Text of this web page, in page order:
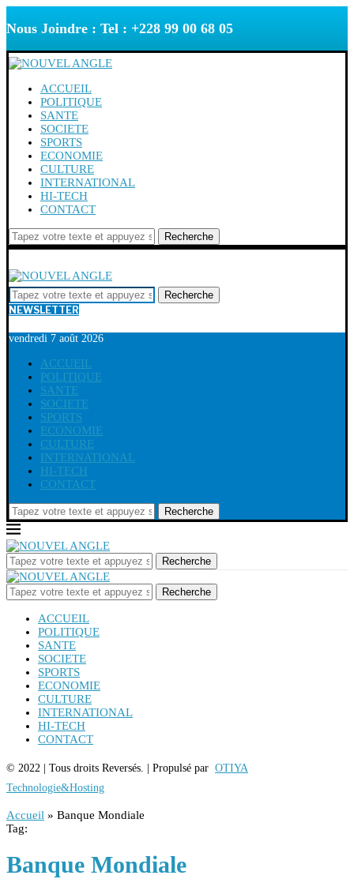
Nous Joindre : Tel : +228 99 00 68 05
ACCUEIL
POLITIQUE
SANTE
SOCIETE
SPORTS
ECONOMIE
CULTURE
INTERNATIONAL
HI-TECH
CONTACT
Recherche
Recherche
NEWSLETTER
vendredi 7 août 2026
ACCUEIL
POLITIQUE
SANTE
SOCIETE
SPORTS
ECONOMIE
CULTURE
INTERNATIONAL
HI-TECH
CONTACT
Recherche
Recherche
Recherche
ACCUEIL
POLITIQUE
SANTE
SOCIETE
SPORTS
ECONOMIE
CULTURE
INTERNATIONAL
HI-TECH
CONTACT
© 2022 | Tous droits Reversés. | Propulsé par OTIYA
Technologie&Hosting
Accueil » Banque Mondiale
Tag:
Banque Mondiale